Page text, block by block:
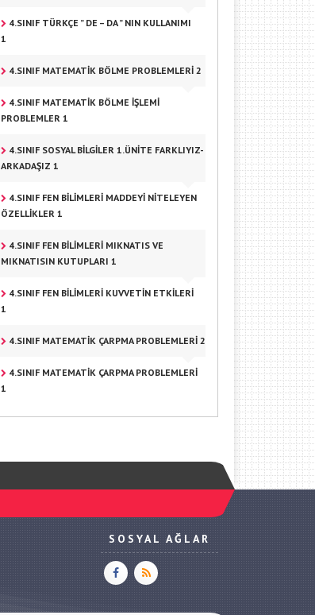
4.SINIF TÜRKÇE ” DE – DA ” NIN KULLANIMI
1
4.SINIF MATEMATIK BÖLME PROBLEMLERI 2
4.SINIF MATEMATIK BÖLME IŞLEMI
PROBLEMLER 1
4.SINIF SOSYAL BILGILER 1.ÜNITE FARKLIYIZ-
ARKADAŞIZ 1
4.SINIF FEN BILIMLERI MADDEYI NITELEYEN
ÖZELLIKLER 1
4.SINIF FEN BILIMLERI MIKNATIS VE
MIKNATISIN KUTUPLARI 1
4.SINIF FEN BILIMLERI KUVVETIN ETKILERI
1
4.SINIF MATEMATIK ÇARPMA PROBLEMLERI 2
4.SINIF MATEMATIK ÇARPMA PROBLEMLERI
1
SOSYAL AĞLAR